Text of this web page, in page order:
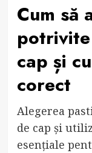
Cum să
cap și
corect
Alegerea
de cap și
esențiale